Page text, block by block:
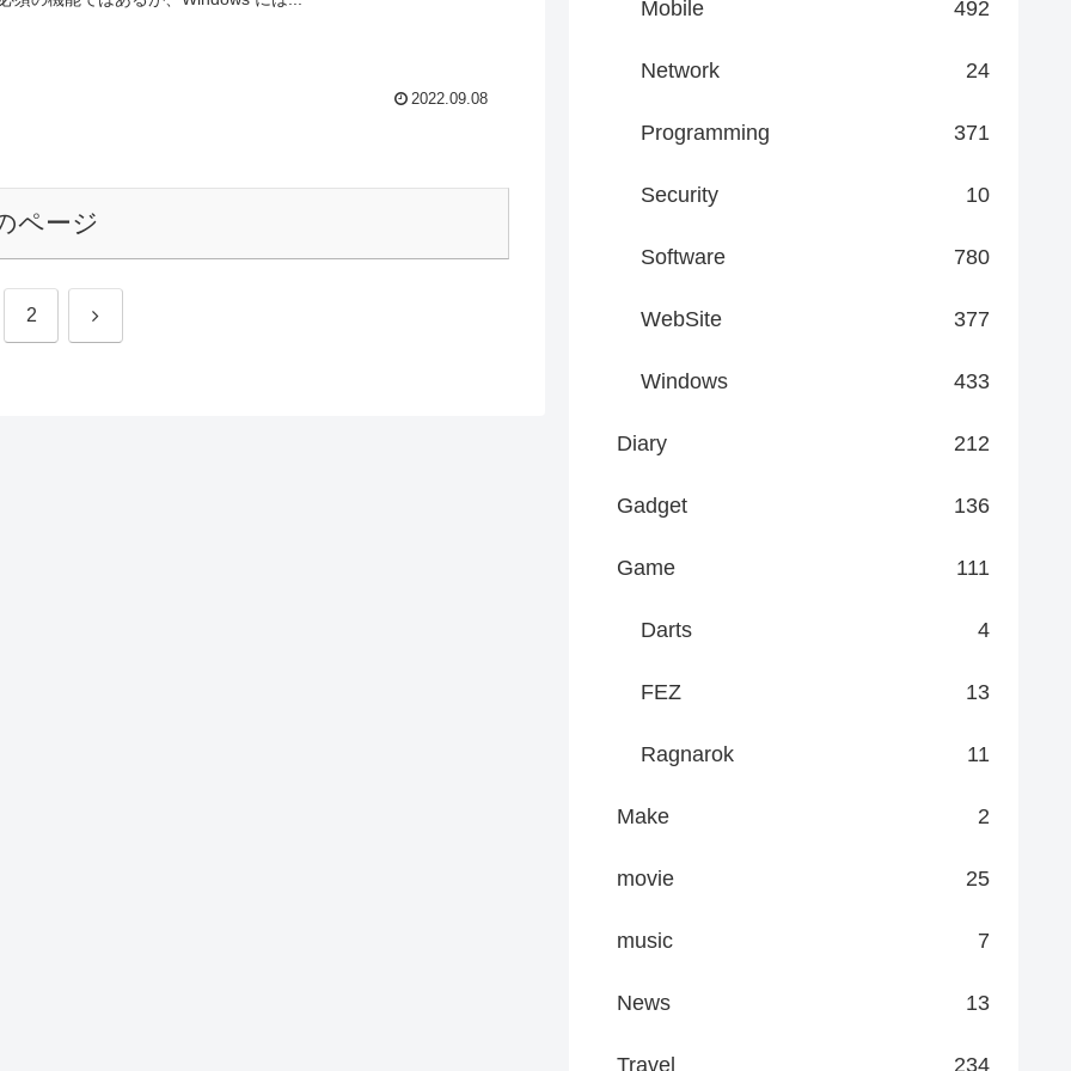
2022.09.08
ページ
2 次
Mobile 492
Network 24
Programming 371
Security 10
Software 780
WebSite 377
Windows 433
Diary 212
Gadget 136
Game 111
Darts 4
FEZ 13
Ragnarok 11
Make 2
movie 25
music 7
News 13
Travel 234